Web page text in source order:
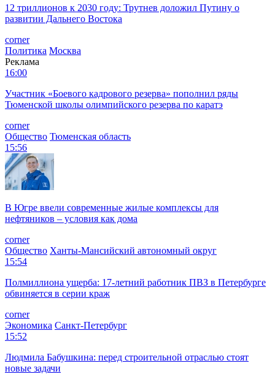
12 триллионов к 2030 году: Трутнев доложил Путину о
развитии Дальнего Востока
corner
Политика Москва
Реклама
16:00
Участник «Боевого кадрового резерва» пополнил ряды
Тюменской школы олимпийского резерва по каратэ
corner
Общество Тюменская область
15:56
В Югре ввели современные жилые комплексы для
нефтяников – условия как дома
corner
Общество Ханты-Мансийский автономный округ
15:54
Полмиллиона ущерба: 17-летний работник ПВЗ в Петербурге
обвиняется в серии краж
corner
Экономика Санкт-Петербург
15:52
Людмила Бабушкина: перед строительной отраслью стоят
новые задачи